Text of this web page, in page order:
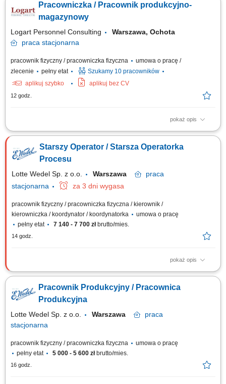
kompletowanie i wydawanie towarów; Prawidłowe rozmieszczanie
asortymentu w strefie magazynu; Dbanie o porządek i czystość na
Pracowniczka / Pracownik produkcyjno-
magazynowy
Logart Personnel Consulting
Warszawa, Ochota
praca stacjonarna
pracownik fizyczny / pracowniczka fizyczna
umowa o pracę /
zlecenie
pełny etat
Szukamy 10 pracowników
aplikuj szybko
aplikuj bez CV
12 godz.
pokaż opis
Zakres obowiązków: Obsługa maszyn i urządzeń na linii produkcyjnej;
kompletowanie i wydawanie towarów; Prawidłowe rozmieszczanie
asortymentu w strefie magazynu; Dbanie o porządek i czystość na
Starszy Operator / Starsza Operatorka
Procesu
Lotte Wedel Sp. z o.o. Warszawa
praca
stacjonarna
za 3 dni wygasa
pracownik fizyczny / pracowniczka fizyczna / kierownik /
kierowniczka / koordynator / koordynatorka
umowa o pracę
pełny etat
7 140 - 7 700 złbrutto/mies.
14 godz.
pokaż opis
Sprawdź mieszankę zadań, które czekają na Ciebie w nowej pracy.
fragmentu procesu produkcyjnego; obsługa i nadzór nad kluczowymi
maszynami oraz kontrola parametrów technologicznych; zapewnienie
Pracownik Produkcyjny / Pracownica
Produkcyjna
Lotte Wedel Sp. z o.o. Warszawa
praca
stacjonarna
pracownik fizyczny / pracowniczka fizyczna
umowa o pracę
pełny etat
5 000 - 5 600 złbrutto/mies.
16 godz.